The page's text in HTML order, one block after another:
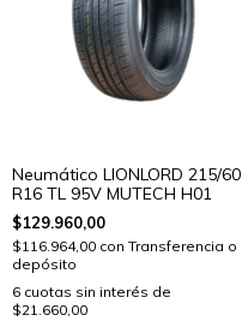
Neumático LIONLORD 215/60
R16 TL 95V MUTECH H01
$129.960,00
$116.964,00 con Transferencia o
depósito
6 cuotas sin interés de
$21.660,00